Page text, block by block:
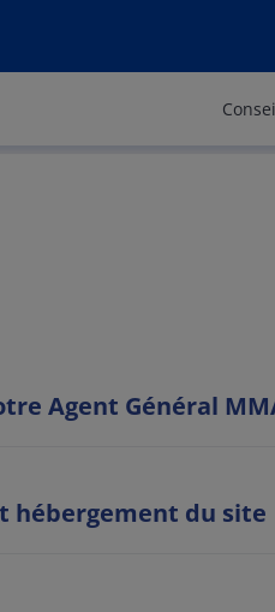
légales -
Agent Général
hébergement du site